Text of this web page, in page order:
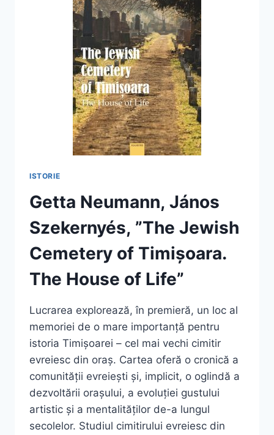
ISTORIE
Getta Neumann, János
Szekernyés, ”The Jewish
Cemetery of Timișoara.
The House of Life”
Lucrarea explorează, în premieră, un loc al
memoriei de o mare importanță pentru
istoria Timișoarei – cel mai vechi cimitir
evreiesc din oraș. Cartea oferă o cronică a
comunității evreiești și, implicit, o oglindă a
dezvoltării orașului, a evoluției gustului
artistic și a mentalităților de-a lungul
secolelor. Studiul cimitirului evreiesc din